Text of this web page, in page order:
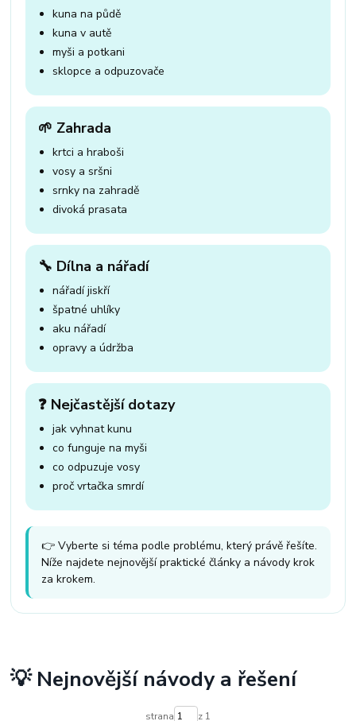
kuna na půdě
kuna v autě
myši a potkani
sklopce a odpuzovače
🌱 Zahrada
krtci a hraboši
vosy a sršni
srnky na zahradě
divoká prasata
🔧 Dílna a nářadí
nářadí jiskří
špatné uhlíky
aku nářadí
opravy a údržba
❓ Nejčastější dotazy
jak vyhnat kunu
co funguje na myši
co odpuzuje vosy
proč vrtačka smrdí
👉 Vyberte si téma podle problému, který právě řešíte.
Níže najdete nejnovější praktické články a návody krok
za krokem.
💡 Nejnovější návody a řešení
strana z 1